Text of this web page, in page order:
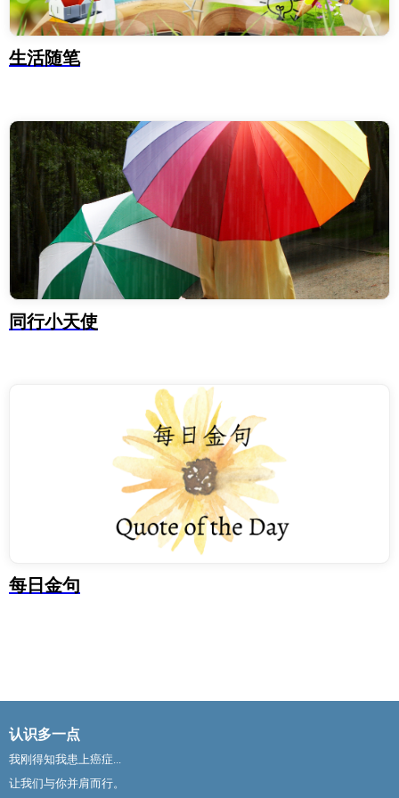
生活随笔
同行小天使
每日金句
认识多一点
我刚得知我患上癌症...
让我们与你并肩而行。